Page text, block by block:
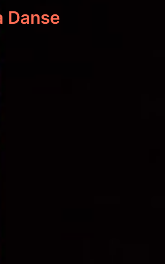
Danse